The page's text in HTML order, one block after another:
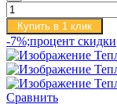
Купить в 1 клик
-7%;процент скидки
Сравнить